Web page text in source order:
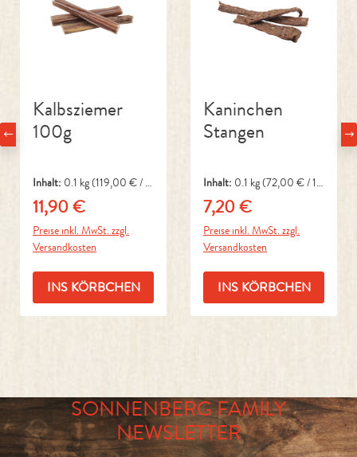
Kalbsziemer
100g
Inhalt: 0.1 kg(119,00 € / 1
kg)
Regulärer Preis:
11,90 €
Preise inkl. MwSt. zzgl.
Versandkosten
INS KÖRBCHEN
Kaninchen
Stangen
Inhalt: 0.1 kg(72,00 € / 1
kg)
Regulärer Preis:
7,20 €
Preise inkl. MwSt. zzgl.
Versandkosten
INS KÖRBCHEN
SONNENBERG FAMILY
NEWSLETTER